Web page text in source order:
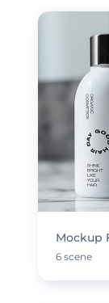
Mockup
6 scene